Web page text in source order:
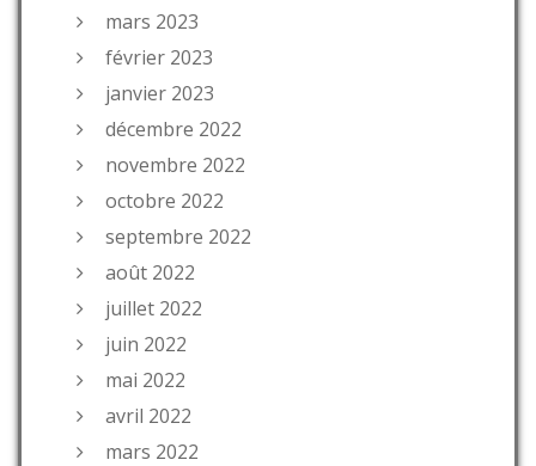
mars 2023
février 2023
janvier 2023
décembre 2022
novembre 2022
octobre 2022
septembre 2022
août 2022
juillet 2022
juin 2022
mai 2022
avril 2022
mars 2022